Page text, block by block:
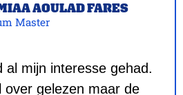
AOULAD FARES
Master
al mijn interesse gehad.
over gelezen maar de